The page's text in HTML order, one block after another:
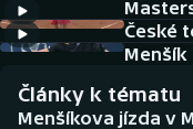
Americký fotbal
Atletika
NEPŘEHLÉDNĚTE
Soutěže
České
Články k tématu
Menšíkova jízda v